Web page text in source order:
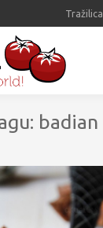
Tražilica
badian